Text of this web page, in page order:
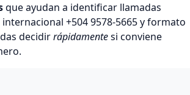
que ayudan a identificar llamadas
+504 9578-5665 y formato
decidirrápidamentesi conviene